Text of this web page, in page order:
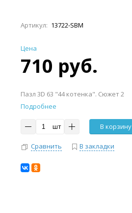
Артикул: 13722-SBM
Цена
710 руб.
Пазл 3D 63 "44 котенка". Сюжет 2
Подробнее
шт В корзину
Сравнить В закладки